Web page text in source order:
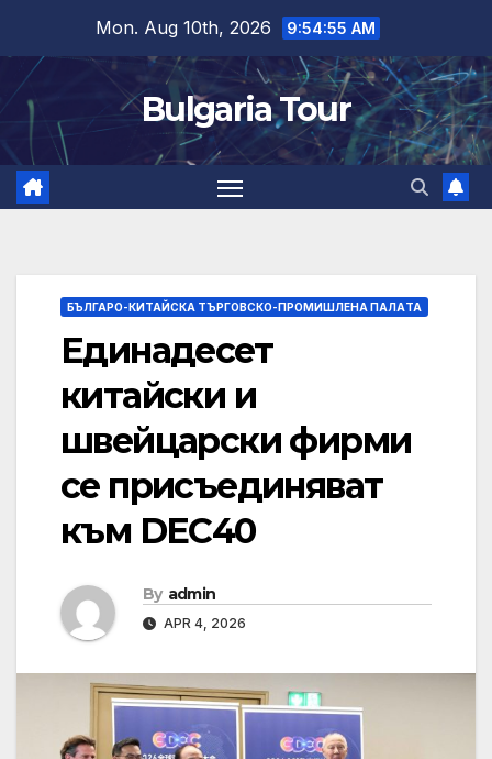
content
Mon. Aug 10th, 2026 9:54:55 AM
Bulgaria Tour
БЪЛГАРО-КИТАЙСКА ТЪРГОВСКО-ПРОМИШЛЕНА ПАЛAТА
Единадесет
китайски и
швейцарски фирми
се присъединяват
към DEC40
By admin
APR 4, 2026